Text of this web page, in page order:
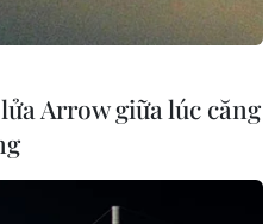
Arrow giữa lúc căng